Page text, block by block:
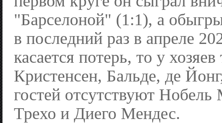
"Барселоной" (1:1), а
в последний раз в апреле
касается потерь, то у
Кристенсен, Бальде, де
гостей отсутствуют
Трехо и Диего Мендес.